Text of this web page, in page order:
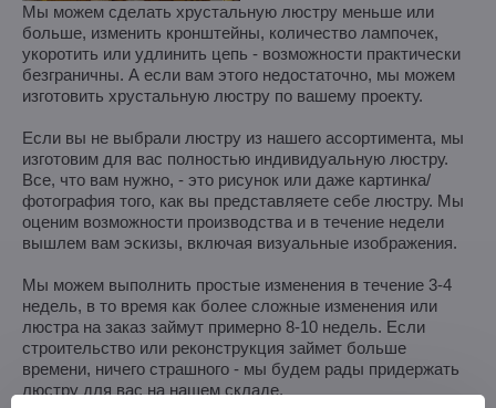
Мы можем сделать хрустальную люстру меньше или
больше, изменить кронштейны, количество лампочек,
укоротить или удлинить цепь - возможности практически
безграничны. А если вам этого недостаточно, мы можем
изготовить хрустальную люстру по вашему проекту.
Если вы не выбрали люстру из нашего ассортимента, мы
изготовим для вас полностью индивидуальную люстру.
Все, что вам нужно, - это рисунок или даже картинка/
фотография того, как вы представляете себе люстру. Мы
оценим возможности производства и в течение недели
вышлем вам эскизы, включая визуальные изображения.
Мы можем выполнить простые изменения в течение 3-4
недель, в то время как более сложные изменения или
люстра на заказ займут примерно 8-10 недель. Если
строительство или реконструкция займет больше
времени, ничего страшного - мы будем рады придержать
люстру для вас на нашем складе.